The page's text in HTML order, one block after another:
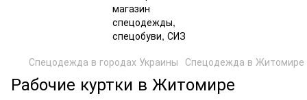
Спецодежда в городах Украины Спецодежда в Житомире
Рабочие куртки в Житомире